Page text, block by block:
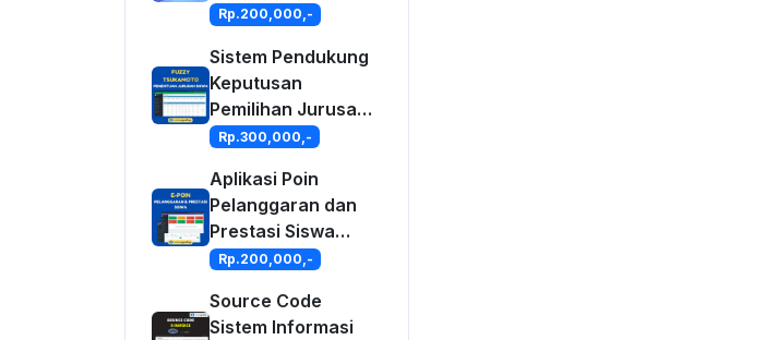
Tagihan &
Anda
Rp.200,000,-
Sistem Pendukung
Keputusan
Pemilihan Jurusan
Siswa Metode
Berbasis Web
Rp.300,000,-
Aplikasi Poin
Pelanggaran dan
Prestasi Siswa
Dengan PHP dan
Rp.200,000,-
Source Code
Sistem Informasi